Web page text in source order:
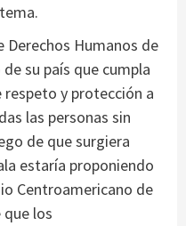
Derechos Humanos de
su país que cumpla
respeto y protección a
las personas sin
de que surgiera
estaría proponiendo
Centroamericano de
los